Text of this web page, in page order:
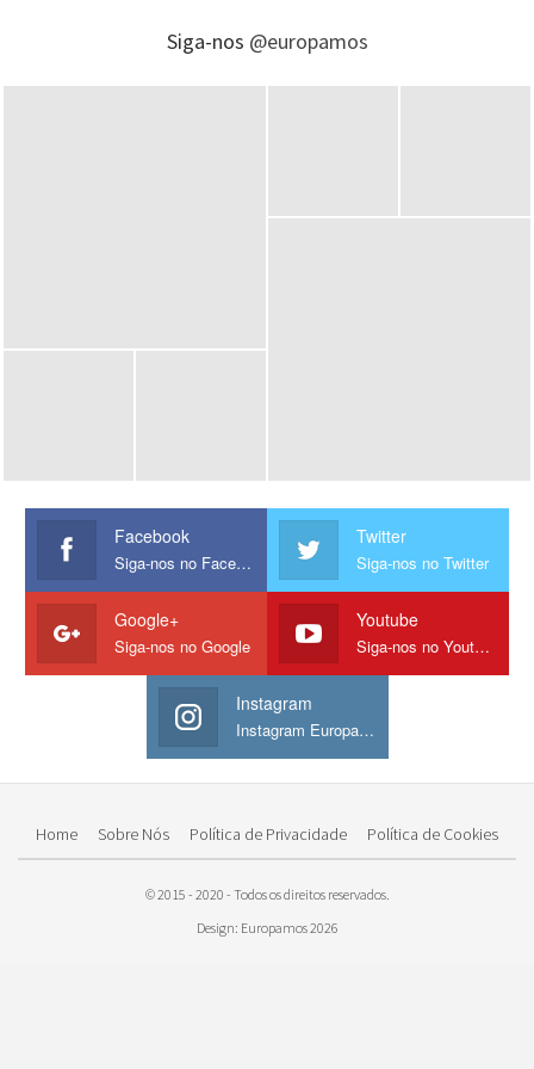
Siga-nos @europamos
Facebook
Siga-nos no Facebook
Twitter
Siga-nos no Twitter
Google+
Siga-nos no Google
Youtube
Siga-nos no Youtube
Instagram
Instagram Europamos
Home Sobre Nós Política de Privacidade Política de Cookies
© 2015 - 2020 - Todos os direitos reservados.
Design: Europamos 2026